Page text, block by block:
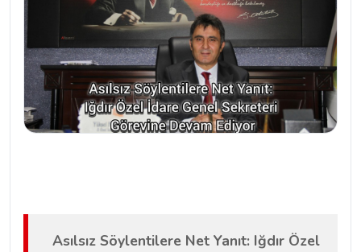
Asılsız Söylentilere Net Yanıt: Iğdır Özel